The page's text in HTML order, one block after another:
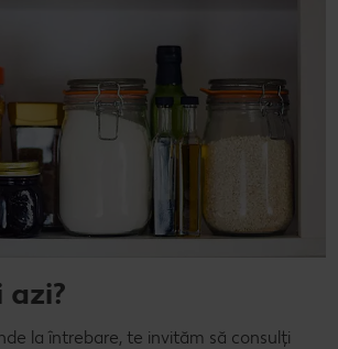
la întrebare, te invităm să consulți